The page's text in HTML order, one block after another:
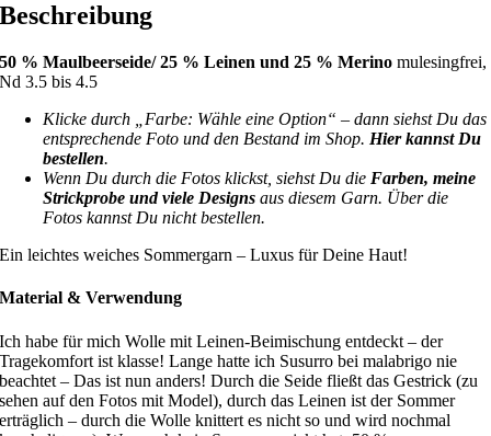
Beschreibung
50 % Maulbeerseide/ 25 % Leinen und 25 % Merino mulesingfrei,
Nd 3.5 bis 4.5
Klicke durch „Farbe: Wähle eine Option“ – dann siehst Du das
entsprechende Foto und den Bestand im Shop. Hier kannst Du
bestellen.
Wenn Du durch die Fotos klickst, siehst Du die Farben, meine
Strickprobe und viele Designs aus diesem Garn. Über die
Fotos kannst Du nicht bestellen.
Ein leichtes weiches Sommergarn – Luxus für Deine Haut!
Material & Verwendung
Ich habe für mich Wolle mit Leinen-Beimischung entdeckt – der
Tragekomfort ist klasse! Lange hatte ich Susurro bei malabrigo nie
beachtet – Das ist nun anders! Durch die Seide fließt das Gestrick (zu
sehen auf den Fotos mit Model), durch das Leinen ist der Sommer
erträglich – durch die Wolle knittert es nicht so und wird nochmal